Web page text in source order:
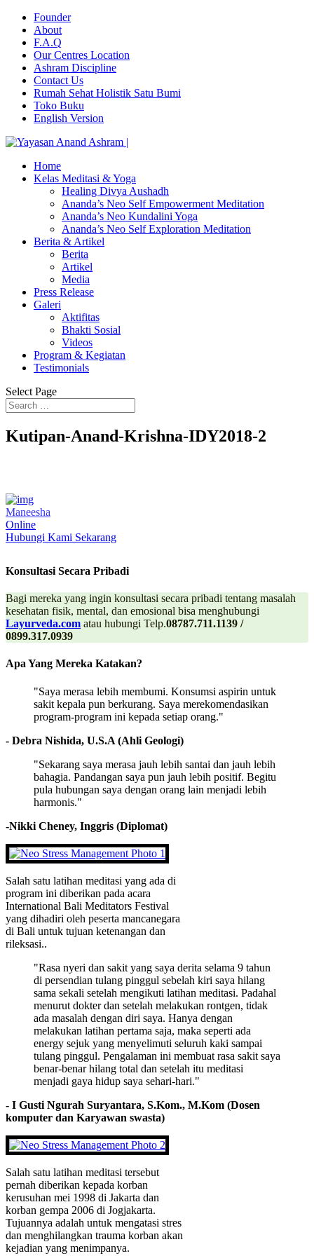
Founder
About
F.A.Q
Our Centres Location
Ashram Discipline
Contact Us
Rumah Sehat Holistik Satu Bumi
Toko Buku
English Version
Home
Kelas Meditasi & Yoga
Healing Divya Aushadh
Ananda’s Neo Self Empowerment Meditation
Ananda’s Neo Kundalini Yoga
Ananda’s Neo Self Exploration Meditation
Berita & Artikel
Berita
Artikel
Media
Press Release
Galeri
Aktifitas
Bhakti Sosial
Videos
Program & Kegiatan
Testimonials
Select Page
Kutipan-Anand-Krishna-IDY2018-2
Maneesha
Online
Hubungi Kami Sekarang
Konsultasi Secara Pribadi
Bagi mereka yang ingin konsultasi secara pribadi tentang masalah
kesehatan fisik, mental, dan emosional bisa menghubungi
Layurveda.com atau hubungi Telp.08787.711.1139 /
0899.317.0939
Apa Yang Mereka Katakan?
"Saya merasa lebih membumi. Konsumsi aspirin untuk
sakit kepala pun berkurang. Saya merekomendasikan
program-program ini kepada setiap orang."
- Debra Nishida, U.S.A (Ahli Geologi)
"Sekarang saya merasa jauh lebih santai dan jauh lebih
bahagia. Pandangan saya pun jauh lebih positif. Begitu
pula hubungan saya dengan orang lain menjadi lebih
harmonis."
-Nikki Cheney, Inggris (Diplomat)
Salah satu latihan meditasi yang ada di
program ini diberikan pada acara
International Bali Meditators Festival
yang dihadiri oleh peserta mancanegara
di Bali untuk tujuan ketenangan dan
rileksasi..
"Rasa nyeri dan sakit yang saya derita selama 9 tahun
di persendian tulang pinggul sebelah kiri saya hilang
sama sekali setelah mengikuti latihan meditasi. Padahal
menurut dokter dan setelah melakukan rontgen, tidak
ada masalah dengan diri saya. Hanya dengan
melakukan latihan pertama saja, maka seperti ada
energy sejuk yang menyelimuti seluruh kaki sampai
tulang pinggul. Pengalaman ini membuat rasa sakit saya
benar-benar hilang total dan setelah itu meditasi
menjadi gaya hidup saya sehari-hari."
- I Gusti Ngurah Suryantara, S.Kom., M.Kom (Dosen
komputer dan Karyawan swasta)
Salah satu latihan meditasi tersebut
pernah diberikan kepada korban
kerusuhan mei 1998 di Jakarta dan
korban gempa 2006 di Jogjakarta.
Tujuannya adalah untuk mengatasi stres
dan menghilangkan trauma korban akan
kejadian yang menimpanya.